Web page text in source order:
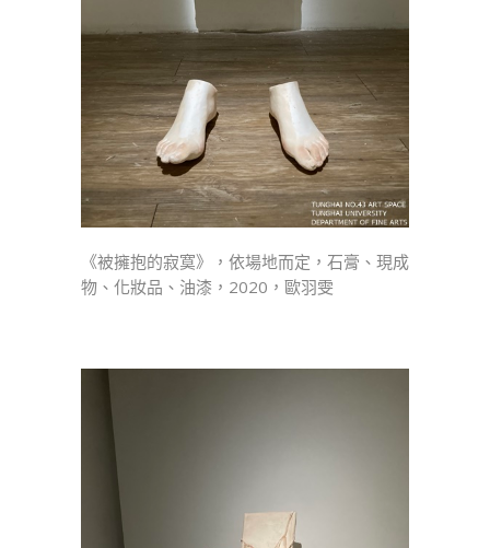
《被擁抱的寂寞》，依場地而定，石膏、現成
物、化妝品、油漆，2020，歐羽雯